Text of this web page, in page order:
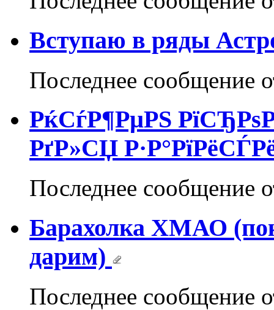
Вступаю в ряды
Последнее сообщение
РќСѓР¶РµРЅ
РґР»СЏ
Последнее сообщение
Барахолка ХМАО
дарим)
Последнее сообщение